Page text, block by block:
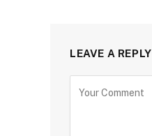
LEAVE A REPLY